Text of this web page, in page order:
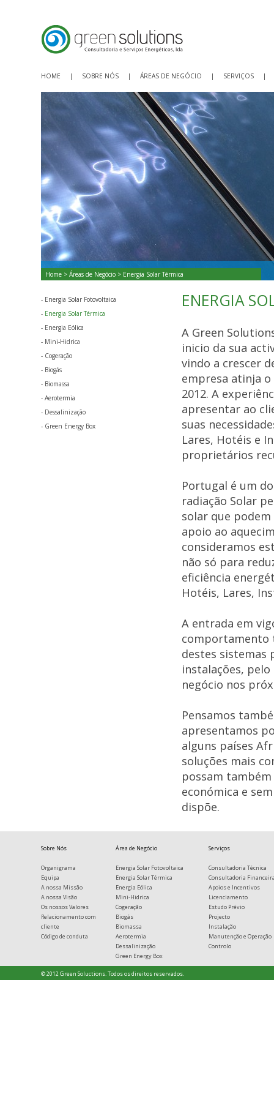
HOME | SOBRE NÓS | ÁREAS DE NEGÓCIO | SERVIÇOS |
Home > Áreas de Negócio > Energia Solar Térmica
- Energia Solar Fotovoltaica
- Energia Solar Térmica
- Energia Eólica
- Mini-Hidrica
- Cogeração
- Biogás
- Biomassa
- Aerotermia
- Dessalinização
- Green Energy Box
ENERGIA
A Green
inicio da sua
vindo a crescer
empresa atinja
2012. A
apresentar ao
suas
Lares, Hotéis e
proprietários
Portugal é um
radiação Solar
solar que podem
apoio ao
consideramos
não só para
eficiência
Hotéis, Lares,
A entrada em
comportamento
destes sistemas
instalações,
negócio nos
Pensamos
apresentamos
alguns países
soluções mais
possam
económica e
dispõe.
Sobre Nós
Organigrama
Equipa
A nossa Missão
A nossa Visão
Os nossos Valores
Relacionamento com
cliente
Código de conduta
Área de Negócio
Energia Solar Fotovoltaica
Energia Solar Térmica
Energia Eólica
Mini-Hidrica
Cogeração
Biogás
Biomassa
Aerotermia
Dessalinização
Green Energy Box
Serviços
Consultadoria Técnica
Consultadoria
Apoios e Incentivos
Licenciamento
Estudo Prévio
Projecto
Instalação
Manutenção e Operação
Controlo
© 2012 Green Soluctions. Todos os direitos reservados.